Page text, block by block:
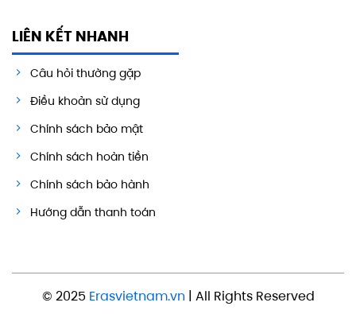
LIÊN KẾT NHANH
Câu hỏi thường gặp
Điều khoản sử dụng
Chính sách bảo mật
Chính sách hoàn tiền
Chính sách bảo hành
Hướng dẫn thanh toán
© 2025 Erasvietnam.vn| All Rights Reserved